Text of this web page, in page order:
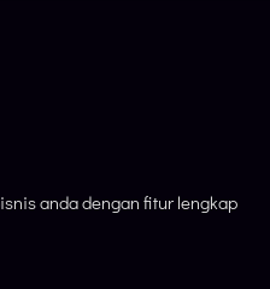
anda dengan fitur lengkap